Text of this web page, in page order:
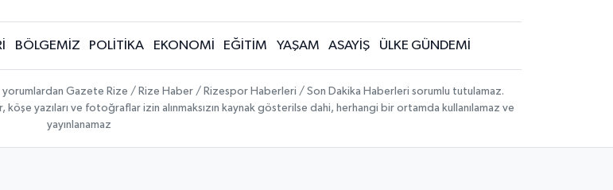
BÖLGEMİZ POLİTİKA EKONOMİ EĞİTİM YAŞAM ASAYİŞ ÜLKE GÜNDEMİ
yorumlardan Gazete Rize / Rize Haber / Rizespor Haberleri / Son Dakika Haberleri sorumlu tutulamaz.
yazıları ve fotoğraflar izin alınmaksızın kaynak gösterilse dahi, herhangi bir ortamda kullanılamaz ve
yayınlanamaz